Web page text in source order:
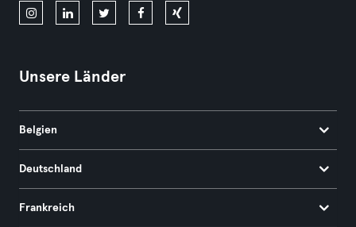
Unsere Länder
Belgien
Deutschland
Frankreich